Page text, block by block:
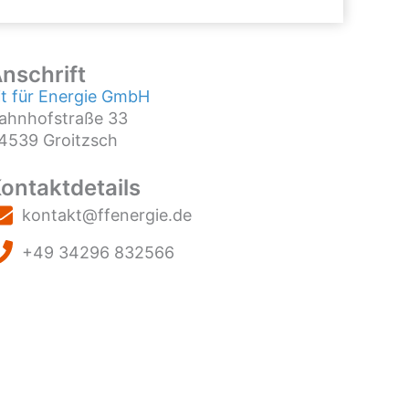
für Energie GmbH
33
Groitzsch
kontakt@ffenergie.de
+49 34296 832566